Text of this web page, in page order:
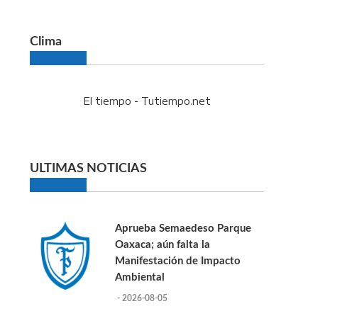
Clima
El tiempo - Tutiempo.net
ULTIMAS NOTICIAS
Aprueba Semaedeso Parque
Oaxaca; aún falta la
Manifestación de Impacto
Ambiental
- 2026-08-05